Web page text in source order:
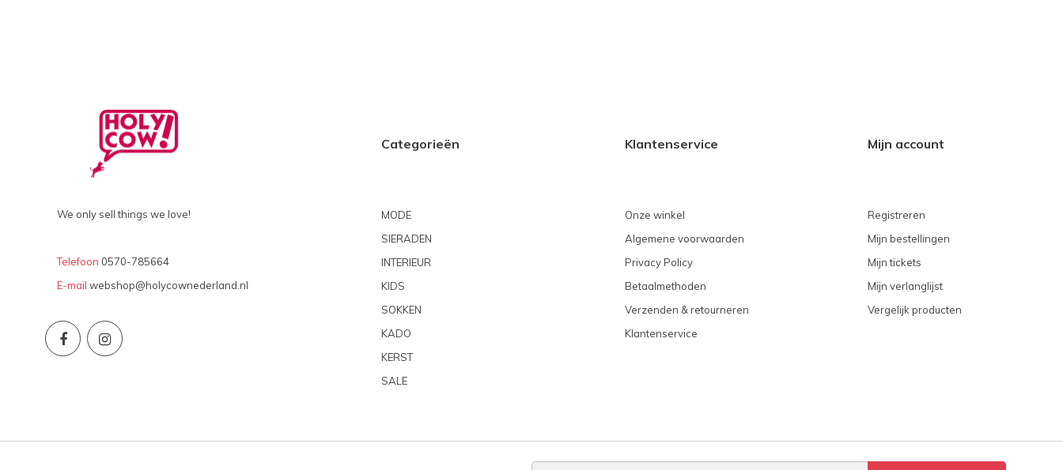
We only sell things we love!
Telefoon 0570-785664
E-mail webshop@holycownederland.nl
Categorieën
MODE
SIERADEN
INTERIEUR
KIDS
SOKKEN
KADO
KERST
SALE
Klantenservice
Onze winkel
Algemene voorwaarden
Privacy Policy
Betaalmethoden
Verzenden & retourneren
Klantenservice
Mijn account
Registreren
Mijn bestellingen
Mijn tickets
Mijn verlanglijst
Vergelijk producten